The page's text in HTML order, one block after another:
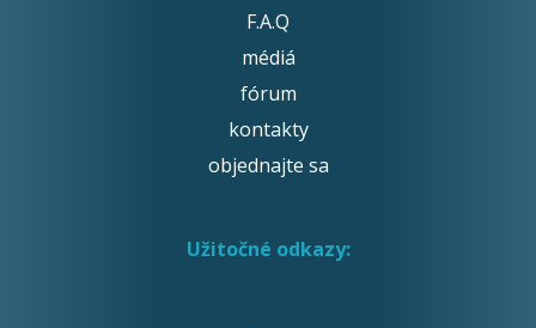
F.A.Q
médiá
fórum
kontakty
objednajte sa
Užitočné odkazy: